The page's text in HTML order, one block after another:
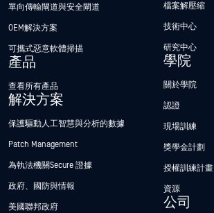
單向傳輸閘道與安全閘道
OEM解決方案
可攜式惡意軟體掃描
產品
查看所有產品
解決方案
保護驅動人工智慧與分析的數據
Patch Management
為執法機關Secure 證據
政府、國防與情報
美國聯邦政府
檔案解壓縮
技術中心
研究中心
學院
關於學院
認證
現場訓練
獎學金計劃
授權訓練計畫
資源
公司